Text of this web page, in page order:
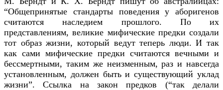
“Общепринятые стандарты поведения у аборигенов
считаются наследием прошлого. По их
представлениям, великие мифические предки создали
тот образ жизни, который ведут теперь люди. И так
как сами мифические предки считаются вечными и
бессмертными, таким же неизменным, раз и навсегда
установленным, должен быть и существующий уклад
жизни”. Ссылка на закон предков (“так делали